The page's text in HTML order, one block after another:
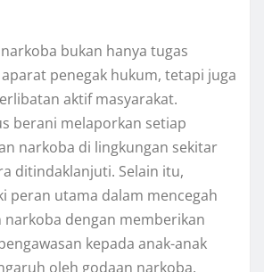
bukan hanya tugas
penegak hukum, tetapi juga
aktif masyarakat.
berani melaporkan setiap
narkoba di lingkungan sekitar
ditindaklanjuti. Selain itu,
peran utama dalam mencegah
narkoba dengan memberikan
kepada anak-anak
oleh godaan narkoba.